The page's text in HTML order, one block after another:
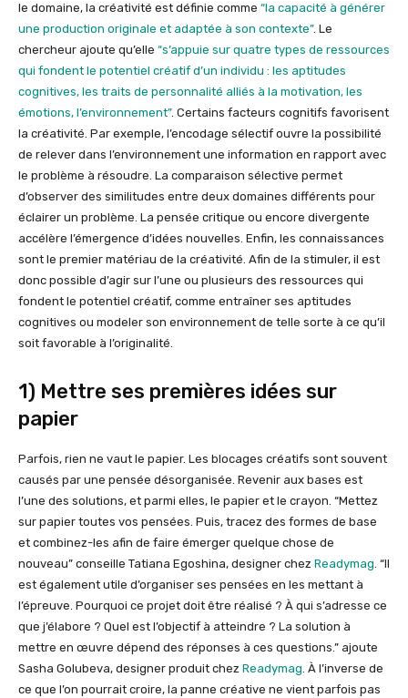
le domaine, la créativité est définie comme “la capacité à générer
une production originale et adaptée à son contexte”. Le
chercheur ajoute qu’elle “s’appuie sur quatre types de ressources
qui fondent le potentiel créatif d’un individu : les aptitudes
cognitives, les traits de personnalité alliés à la motivation, les
émotions, l’environnement”. Certains facteurs cognitifs favorisent
la créativité. Par exemple, l’encodage sélectif ouvre la possibilité
de relever dans l’environnement une information en rapport avec
le problème à résoudre. La comparaison sélective permet
d’observer des similitudes entre deux domaines différents pour
éclairer un problème. La pensée critique ou encore divergente
accélère l’émergence d’idées nouvelles. Enfin, les connaissances
sont le premier matériau de la créativité. Afin de la stimuler, il est
donc possible d’agir sur l’une ou plusieurs des ressources qui
fondent le potentiel créatif, comme entraîner ses aptitudes
cognitives ou modeler son environnement de telle sorte à ce qu’il
soit favorable à l’originalité.
1) Mettre ses premières idées sur
papier
Parfois, rien ne vaut le papier. Les blocages créatifs sont souvent
causés par une pensée désorganisée. Revenir aux bases est
l’une des solutions, et parmi elles, le papier et le crayon. “Mettez
sur papier toutes vos pensées. Puis, tracez des formes de base
et combinez-les afin de faire émerger quelque chose de
nouveau” conseille Tatiana Egoshina, designer chez Readymag. “Il
est également utile d’organiser ses pensées en les mettant à
l’épreuve. Pourquoi ce projet doit être réalisé ? À qui s’adresse ce
que j’élabore ? Quel est l’objectif à atteindre ? La solution à
mettre en œuvre dépend des réponses à ces questions.” ajoute
Sasha Golubeva, designer produit chez Readymag. À l’inverse de
ce que l’on pourrait croire, la panne créative ne vient parfois pas